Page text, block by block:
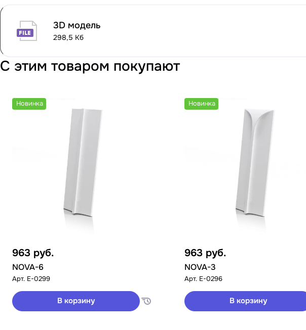
3D модель
298,5 Кб
С этим товаром покупают
Новинка
963 руб.
NOVA-6
Арт. E-0299
В корзину
Новинка
963 руб.
NOVA-3
Арт. E-0296
В корзину